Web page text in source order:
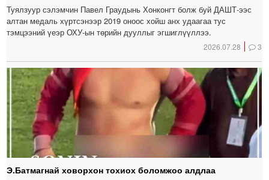
Туялзуур сэлэмчин Павел Граудынь Хонконгт болж буй ДАШТ-ээс
алтан медаль хүртсэнээр 2019 оноос хойш анх удаагаа тус
тэмцээний үеэр ОХУ-ын төрийн дууллыг эгшиглүүллээ.
2026.07.28 3
Э.Батмагнай ховорхон тохиох боломжоо алдлаа